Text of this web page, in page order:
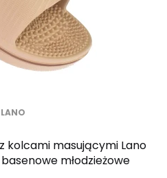
LANO
kolcami masującymi Lano
młodzieżowe